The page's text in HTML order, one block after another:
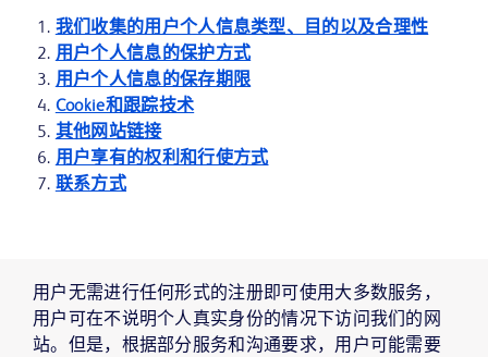
我们收集的用户个人信息类型、目的以及合理性
用户个人信息的保护方式
用户个人信息的保存期限
Cookie和跟踪技术
其他网站链接
用户享有的权利和行使方式
联系方式
用户无需进行任何形式的注册即可使用大多数服务，
用户可在不说明个人真实身份的情况下访问我们的网
站。但是，根据部分服务和沟通要求，用户可能需要